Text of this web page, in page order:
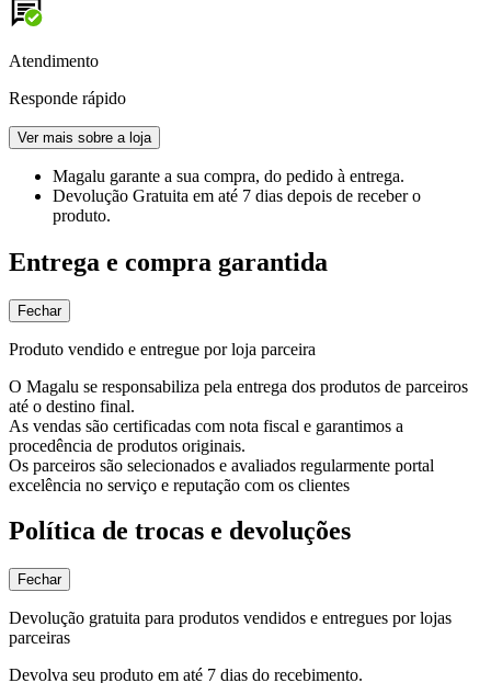
Atendimento
Responde rápido
Ver mais sobre a loja
Magalu garante a sua compra, do pedido à entrega.
Devolução Gratuita em até 7 dias depois de receber o
produto.
Entrega e compra garantida
Fechar
Produto vendido e entregue por loja parceira
O Magalu se responsabiliza pela entrega dos produtos de parceiros
até o destino final.
As vendas são certificadas com nota fiscal e garantimos a
procedência de produtos originais.
Os parceiros são selecionados e avaliados regularmente portal
excelência no serviço e reputação com os clientes
Política de trocas e devoluções
Fechar
Devolução gratuita para produtos vendidos e entregues por lojas
parceiras
Devolva seu produto em até 7 dias do recebimento.